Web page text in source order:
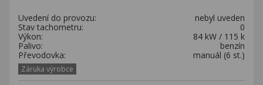
Uvedení do provozu:
nebyl uveden
Stav tachometru:
0
Výkon:
84 kW / 115 k
Palivo:
benzín
Převodovka:
manuál (6 st.)
Záruka výrobce